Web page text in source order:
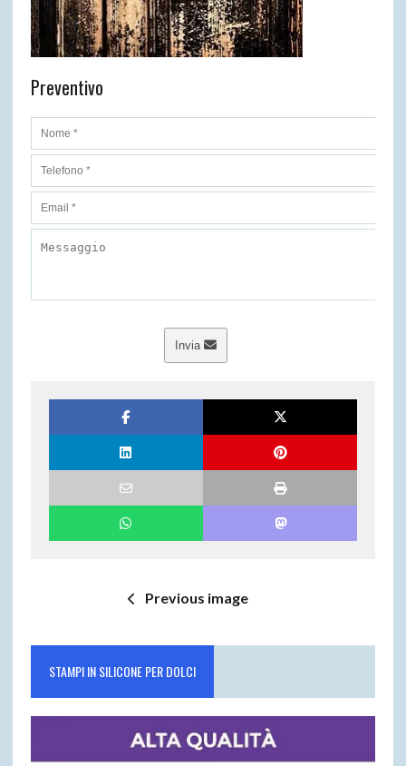
Preventivo
Invia
Previous image
STAMPI IN SILICONE PER DOLCI